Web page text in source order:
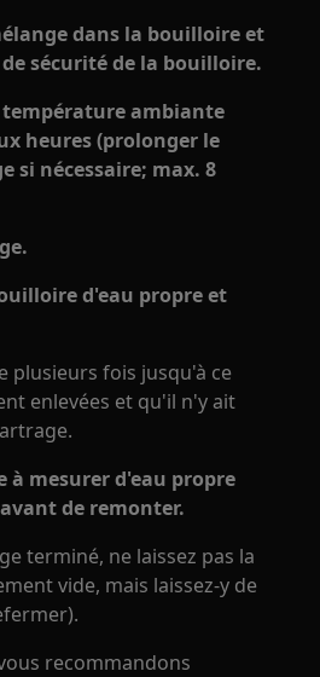
dans la bouilloire et
sécurité de la bouilloire.
température ambiante
heures (prolonger le
si nécessaire; max. 8
d'eau propre et
plusieurs fois jusqu'à ce
enlevées et qu'il n'y ait
à mesurer d'eau propre
de remonter.
terminé, ne laissez pas la
vide, mais laissez-y de
recommandons